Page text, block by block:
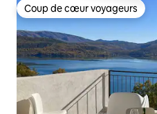
Coup de cœur voyageurs
Coup de cœur voyageurs